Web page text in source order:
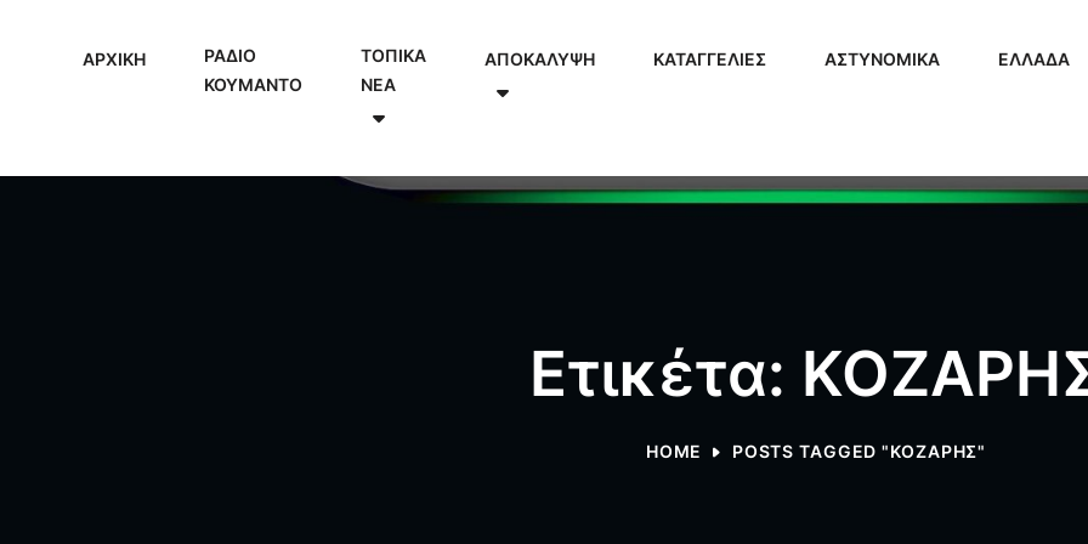
ΑΡΧΙΚΗ
ΡΑΔΙΟ
ΚΟΥΜΑΝΤΟ
ΤΟΠΙΚΑ
NEA
ΑΠΟΚΑΛΥΨΗ ΚΑΤΑΓΓΕΛΙΕΣ ΑΣΤΥΝΟΜΙΚΑ ΕΛΛΑΔΑ
Ετικέτα:
HOME POSTS TAGGED "ΚΟΖΑΡΗΣ"